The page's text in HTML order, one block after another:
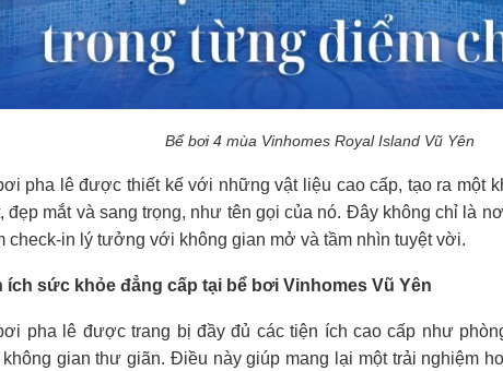
Bể bơi 4 mùa Vinhomes Royal Island Vũ Yên
pha lê được thiết kế với những vật liệu cao cấp, tạo ra một
đẹp mắt và sang trọng, như tên gọi của nó. Đây không chỉ là
check-in lý tưởng với không gian mở và tầm nhìn tuyệt vời.
ích sức khỏe đẳng cấp tại bể bơi Vinhomes Vũ Yên
pha lê được trang bị đầy đủ các tiện ích cao cấp như
không gian thư giãn. Điều này giúp mang lại một trải nghiệm